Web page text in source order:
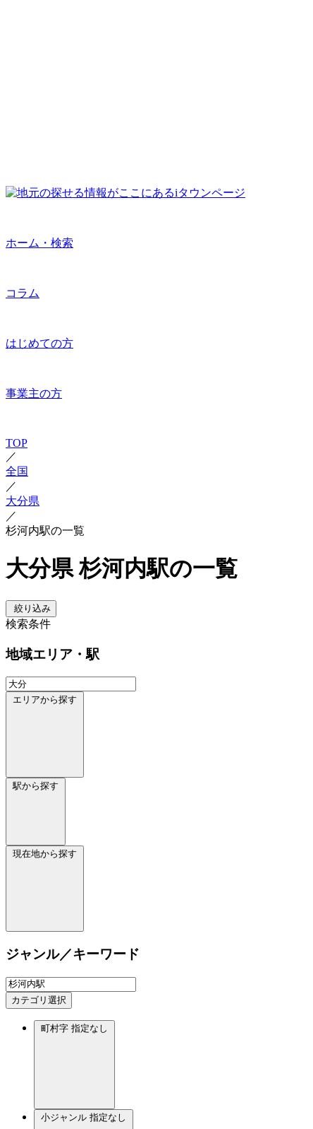
ホーム・検索
コラム
はじめての方
事業主の方
TOP
／
全国
／
大分県
／
杉河内駅の一覧
大分県 杉河内駅の一覧
絞り込み
検索条件
地域エリア・駅
エリアから探す
駅から探す
現在地から探す
ジャンル／キーワード
カテゴリ選択
町村字 指定なし
小ジャンル 指定なし